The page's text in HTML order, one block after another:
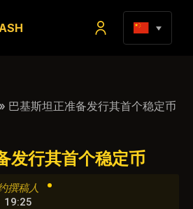
» 巴基斯坦正准备发行其首个稳定币
发行其首个稳定币
撰稿人 •
19:25